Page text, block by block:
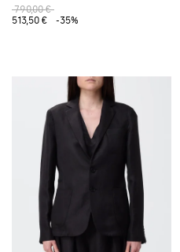
790,00 €
513,50 €
-35%